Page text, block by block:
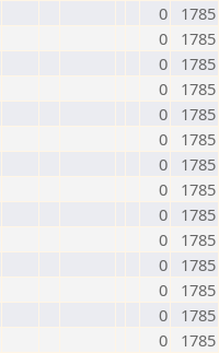
0
1785
0
1785
0
1785
0
1785
0
1785
0
1785
0
1785
0
1785
0
1785
0
1785
0
1785
0
1785
0
1785
0
1785